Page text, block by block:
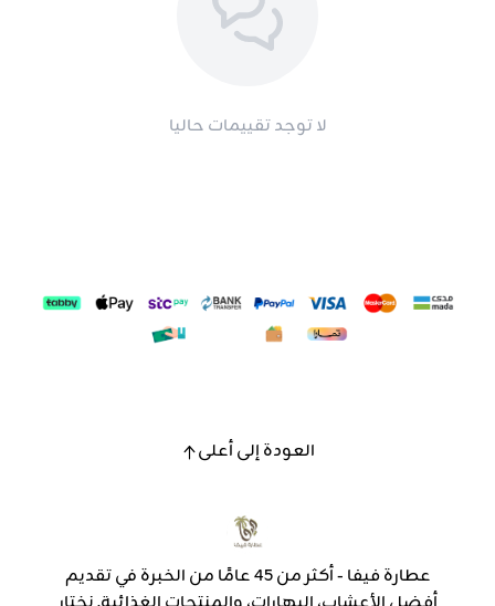
لا توجد تقييمات حاليا
العودة إلى أعلى
عطارة فيفا - أكثر من 45 عامًا من الخبرة في تقديم